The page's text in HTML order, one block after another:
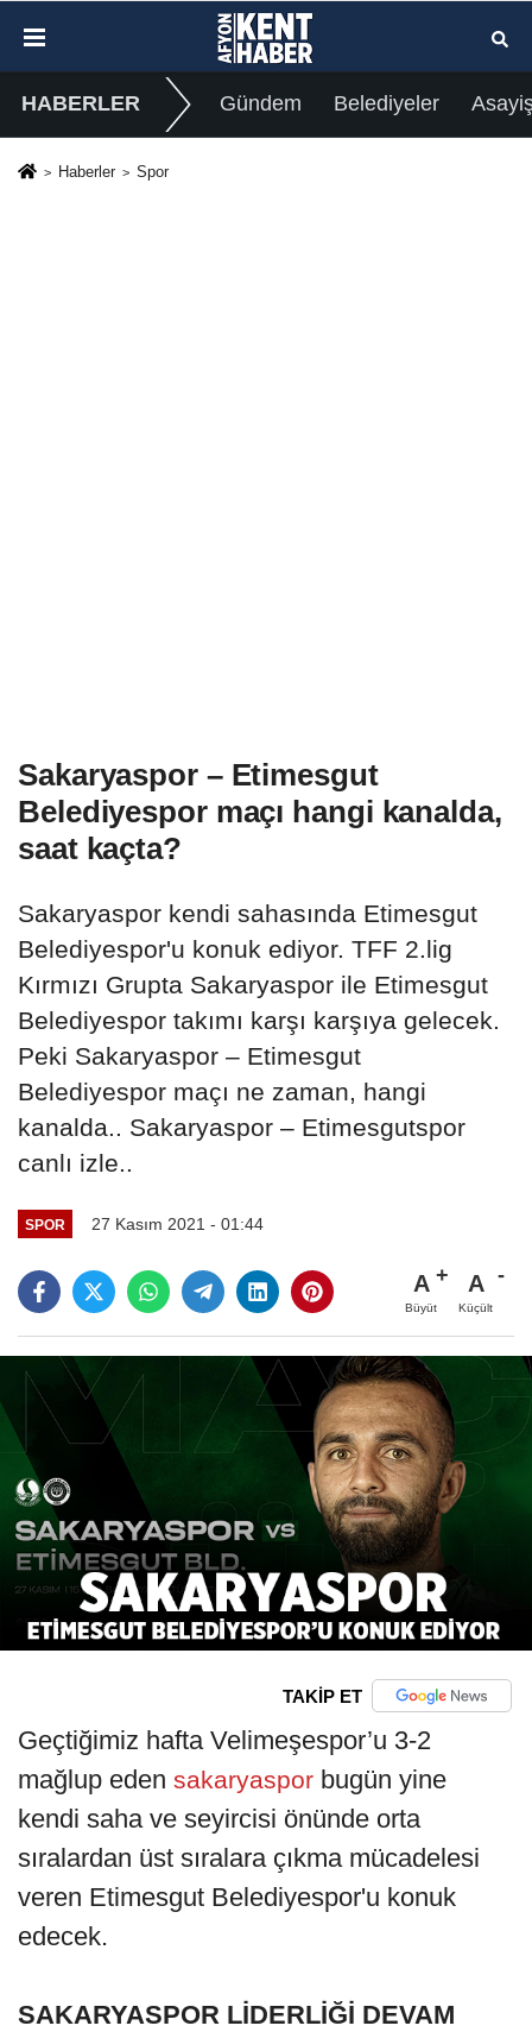
HABERLER Gündem Belediyeler
Haberler Spor
Sakaryaspor – Etimesgut
Belediyespor maçı hangi kanalda,
saat kaçta?
Sakaryaspor kendi sahasında Etimesgut
Belediyespor'u konuk ediyor. TFF 2.lig
Kırmızı Grupta Sakaryaspor ile Etimesgut
Belediyespor takımı karşı karşıya gelecek.
Peki Sakaryaspor – Etimesgut
Belediyespor maçı ne zaman, hangi
kanalda.. Sakaryaspor – Etimesgutspor
canlı izle..
SPOR 27 Kasım 2021 - 01:44
A
Büyüt
A
Küçült
TAKİP ET
Geçtiğimiz hafta Velimeşespor’u 3-2
mağlup eden sakaryaspor bugün yine
kendi saha ve seyircisi önünde orta
sıralardan üst sıralara çıkma mücadelesi
veren Etimesgut Belediyespor'u konuk
edecek.
SAKARYASPOR LİDERLİĞİ DEVAM